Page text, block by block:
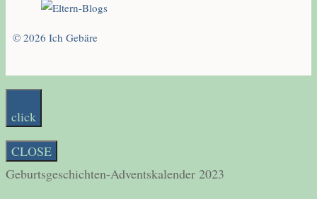
© 2026 Ich Gebäre
click
CLOSE
Geburtsgeschichten-Adventskalender 2023